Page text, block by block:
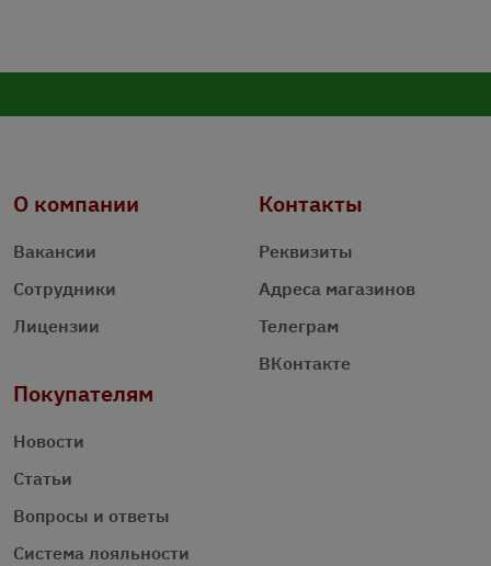
О компании
Вакансии
Сотрудники
Лицензии
Контакты
Реквизиты
Адреса магазинов
Телеграм
ВКонтакте
Покупателям
Новости
Статьи
Вопросы и ответы
Система лояльности